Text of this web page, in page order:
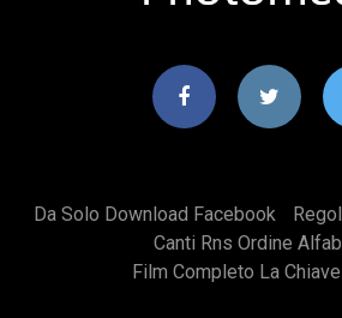
Da Solo Download Facebook
Canti Rns Ordine
Film Completo La